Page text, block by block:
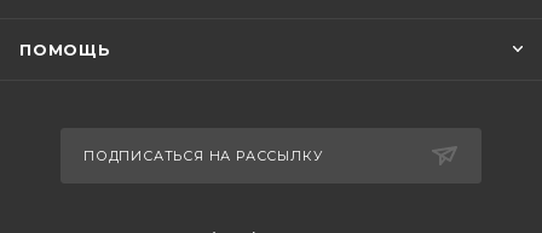
ПОМОЩЬ
ПОДПИСАТЬСЯ НА РАССЫЛКУ